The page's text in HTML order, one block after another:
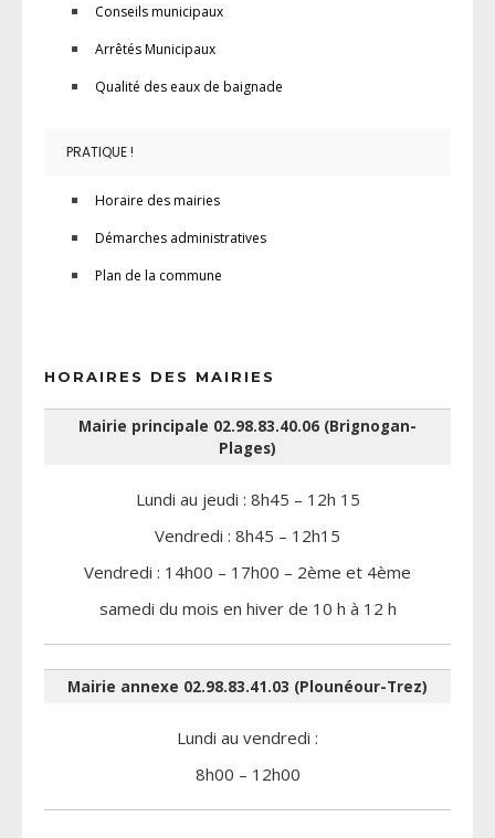
Conseils municipaux
Arrêtés Municipaux
Qualité des eaux de baignade
PRATIQUE !
Horaire des mairies
Démarches administratives
Plan de la commune
HORAIRES DES MAIRIES
Mairie principale 02.98.83.40.06 (Brignogan-
Plages)
Lundi au jeudi : 8h45 – 12h 15
Vendredi : 8h45 – 12h15
Vendredi : 14h00 – 17h00 – 2ème et 4ème
samedi du mois en hiver de 10 h à 12 h
Mairie annexe 02.98.83.41.03 (Plounéour-Trez)
Lundi au vendredi :
8h00 – 12h00